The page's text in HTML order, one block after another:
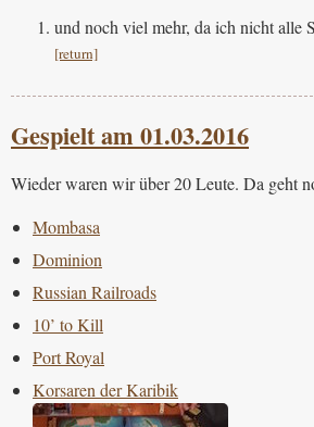
und noch viel mehr, da ich nicht alle
[return]
Gespielt am 01.03.2016
Wieder waren wir über 20 Leute. Da geht
Mombasa
Dominion
Russian Railroads
10’ to Kill
Port Royal
Korsaren der Karibik